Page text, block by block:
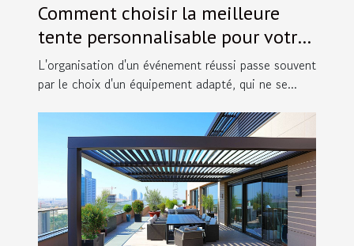
Comment choisir la meilleure
tente personnalisable pour votre
événement
L'organisation d'un événement réussi passe souvent
par le choix d'un équipement adapté, qui ne se...